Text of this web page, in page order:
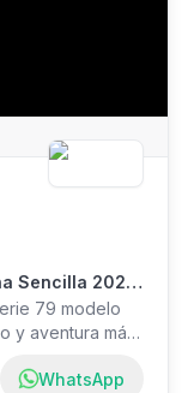
Sencilla 2026
79 modelo
y aventura más
y
Pérez,
WhatsApp